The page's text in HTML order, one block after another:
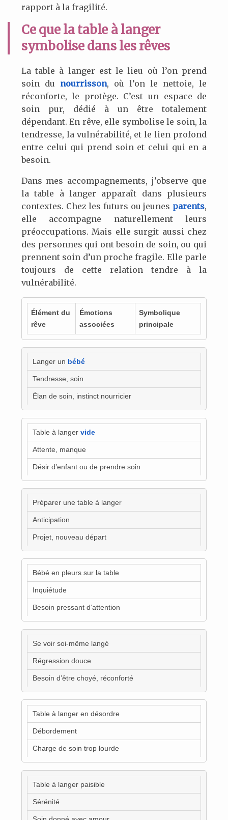
rapport à la fragilité.
Ce que la table à langer
symbolise dans les rêves
La table à langer est le lieu où l’on prend
soin du nourrisson, où l’on le nettoie, le
réconforte, le protège. C’est un espace de
soin pur, dédié à un être totalement
dépendant. En rêve, elle symbolise le soin, la
tendresse, la vulnérabilité, et le lien profond
entre celui qui prend soin et celui qui en a
besoin.
Dans mes accompagnements, j’observe que
la table à langer apparaît dans plusieurs
contextes. Chez les futurs ou jeunes parents,
elle accompagne naturellement leurs
préoccupations. Mais elle surgit aussi chez
des personnes qui ont besoin de soin, ou qui
prennent soin d’un proche fragile. Elle parle
toujours de cette relation tendre à la
vulnérabilité.
Élément du
rêve
Émotions
associées
Symbolique
principale
Langer un bébé
Tendresse, soin
Élan de soin, instinct nourricier
Table à langer vide
Attente, manque
Désir d’enfant ou de prendre soin
Préparer une table à langer
Anticipation
Projet, nouveau départ
Bébé en pleurs sur la table
Inquiétude
Besoin pressant d’attention
Se voir soi-même langé
Régression douce
Besoin d’être choyé, réconforté
Table à langer en désordre
Débordement
Charge de soin trop lourde
Table à langer paisible
Sérénité